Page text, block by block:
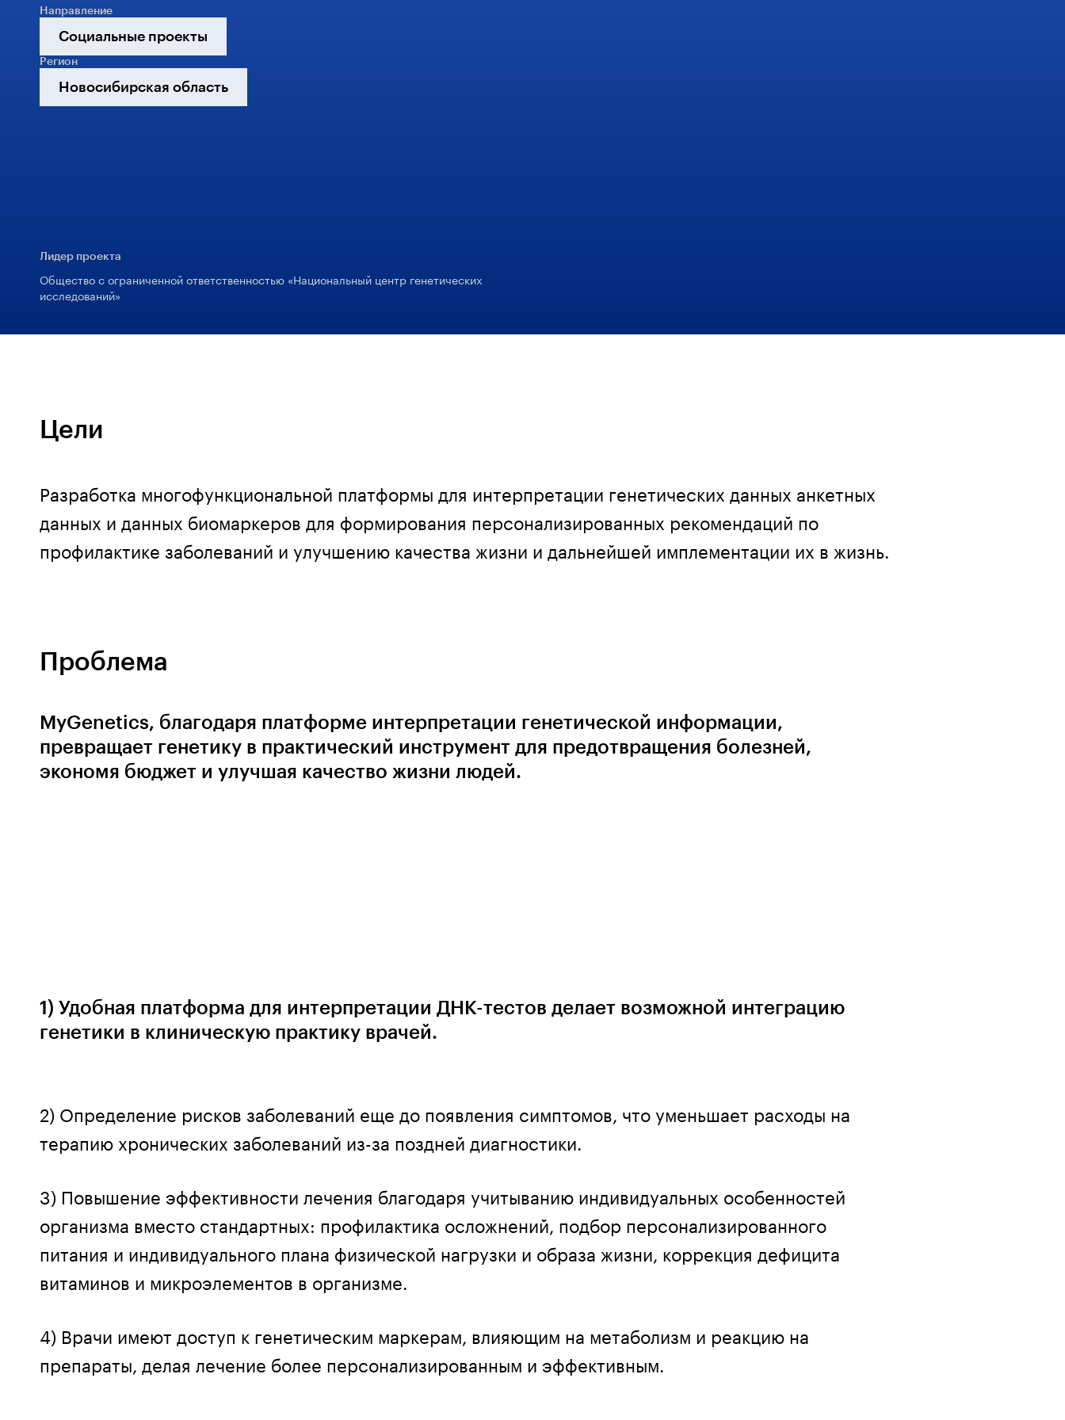
Направление
Социальные проекты
Регион
Новосибирская область
Лидер проекта
Общество с ограниченной ответственностью «Национальный центр генетических
исследований»
Цели
Разработка многофункциональной платформы для интерпретации генетических данных анкетных
данных и данных биомаркеров для формирования персонализированных рекомендаций по
профилактике заболеваний и улучшению качества жизни и дальнейшей имплементации их в жизнь.
Проблема
MyGenetics, благодаря платформе интерпретации генетической информации,
превращает генетику в практический инструмент для предотвращения болезней,
экономя бюджет и улучшая качество жизни людей.
1) Удобная платформа для интерпретации ДНК-тестов делает возможной интеграцию
генетики в клиническую практику врачей.
2) Определение рисков заболеваний еще до появления симптомов, что уменьшает расходы на
терапию хронических заболеваний из-за поздней диагностики.
3) Повышение эффективности лечения благодаря учитыванию индивидуальных особенностей
организма вместо стандартных: профилактика осложнений, подбор персонализированного
питания и индивидуального плана физической нагрузки и образа жизни, коррекция дефицита
витаминов и микроэлементов в организме.
4) Врачи имеют доступ к генетическим маркерам, влияющим на метаболизм и реакцию на
препараты, делая лечение более персонализированным и эффективным.